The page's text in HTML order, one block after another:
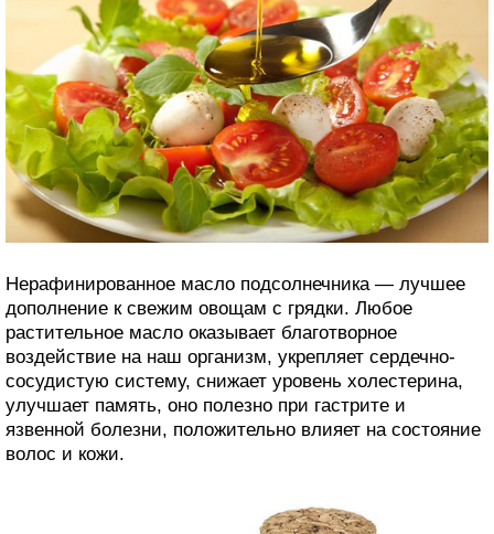
Нерафинированное масло подсолнечника — лучшее
дополнение к свежим овощам с грядки. Любое
растительное масло оказывает благотворное
воздействие на наш организм, укрепляет сердечно-
сосудистую систему, снижает уровень холестерина,
улучшает память, оно полезно при гастрите и
язвенной болезни, положительно влияет на состояние
волос и кожи.